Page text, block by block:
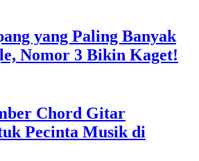
yang Paling Banyak
Nomor 3 Bikin Kaget!
Chord Gitar
Pecinta Musik di